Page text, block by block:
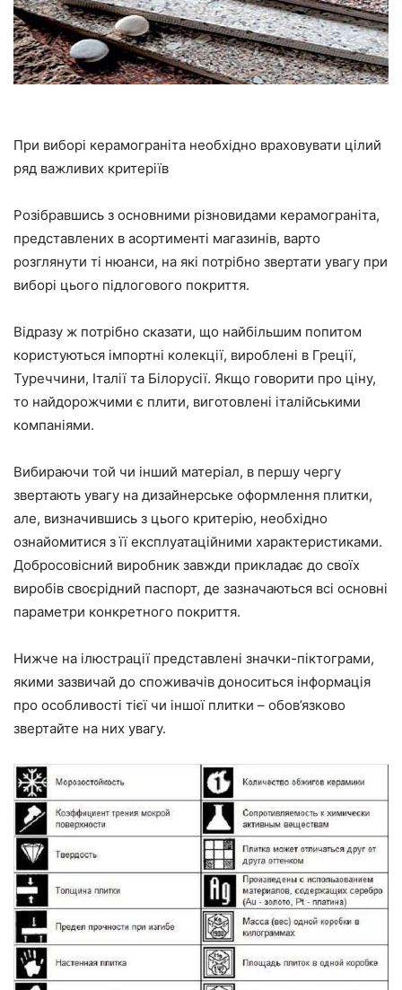
При виборі керамограніта необхідно враховувати цілий
ряд важливих критеріїв
Розібравшись з основними різновидами керамограніта,
представлених в асортименті магазинів, варто
розглянути ті нюанси, на які потрібно звертати увагу при
виборі цього підлогового покриття.
Відразу ж потрібно сказати, що найбільшим попитом
користуються імпортні колекції, вироблені в Греції,
Туреччини, Італії та Білорусії. Якщо говорити про ціну,
то найдорожчими є плити, виготовлені італійськими
компаніями.
Вибираючи той чи інший матеріал, в першу чергу
звертають увагу на дизайнерське оформлення плитки,
але, визначившись з цього критерію, необхідно
ознайомитися з її експлуатаційними характеристиками.
Добросовісний виробник завжди прикладає до своїх
виробів своєрідний паспорт, де зазначаються всі основні
параметри конкретного покриття.
Нижче на ілюстрації представлені значки-піктограми,
якими зазвичай до споживачів доноситься інформація
про особливості тієї чи іншої плитки – обов’язково
звертайте на них увагу.